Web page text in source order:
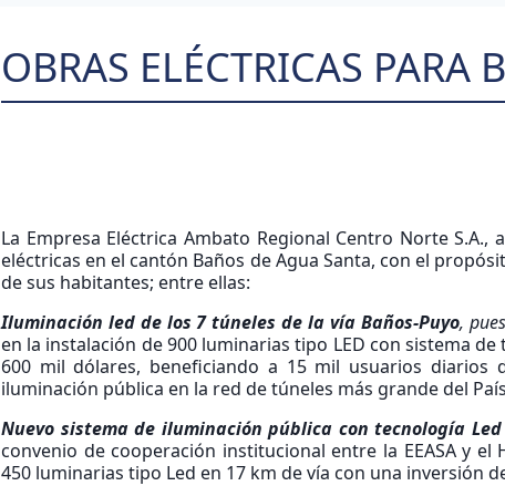
OBRAS ELÉCTRICAS PARA
La Empresa Eléctrica Ambato Regional Centro Norte
eléctricas en el cantón Baños de Agua Santa, con el
de sus habitantes; entre ellas:
Iluminación led de los 7 túneles de la vía Baños-Puyo,
en la instalación de 900 luminarias tipo LED con sistema
600 mil dólares, beneficiando a 15 mil usuarios
iluminación pública en la red de túneles más grande del
Nuevo sistema de iluminación pública con tecnología
convenio de cooperación institucional entre la EEASA y
450 luminarias tipo Led en 17 km de vía con una inversión